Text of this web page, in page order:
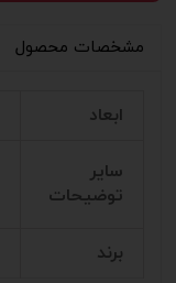
مشخصات محصول
ابعاد
سایر
توضیحات
برند